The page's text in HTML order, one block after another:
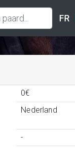
FR
0€
Nederland
-